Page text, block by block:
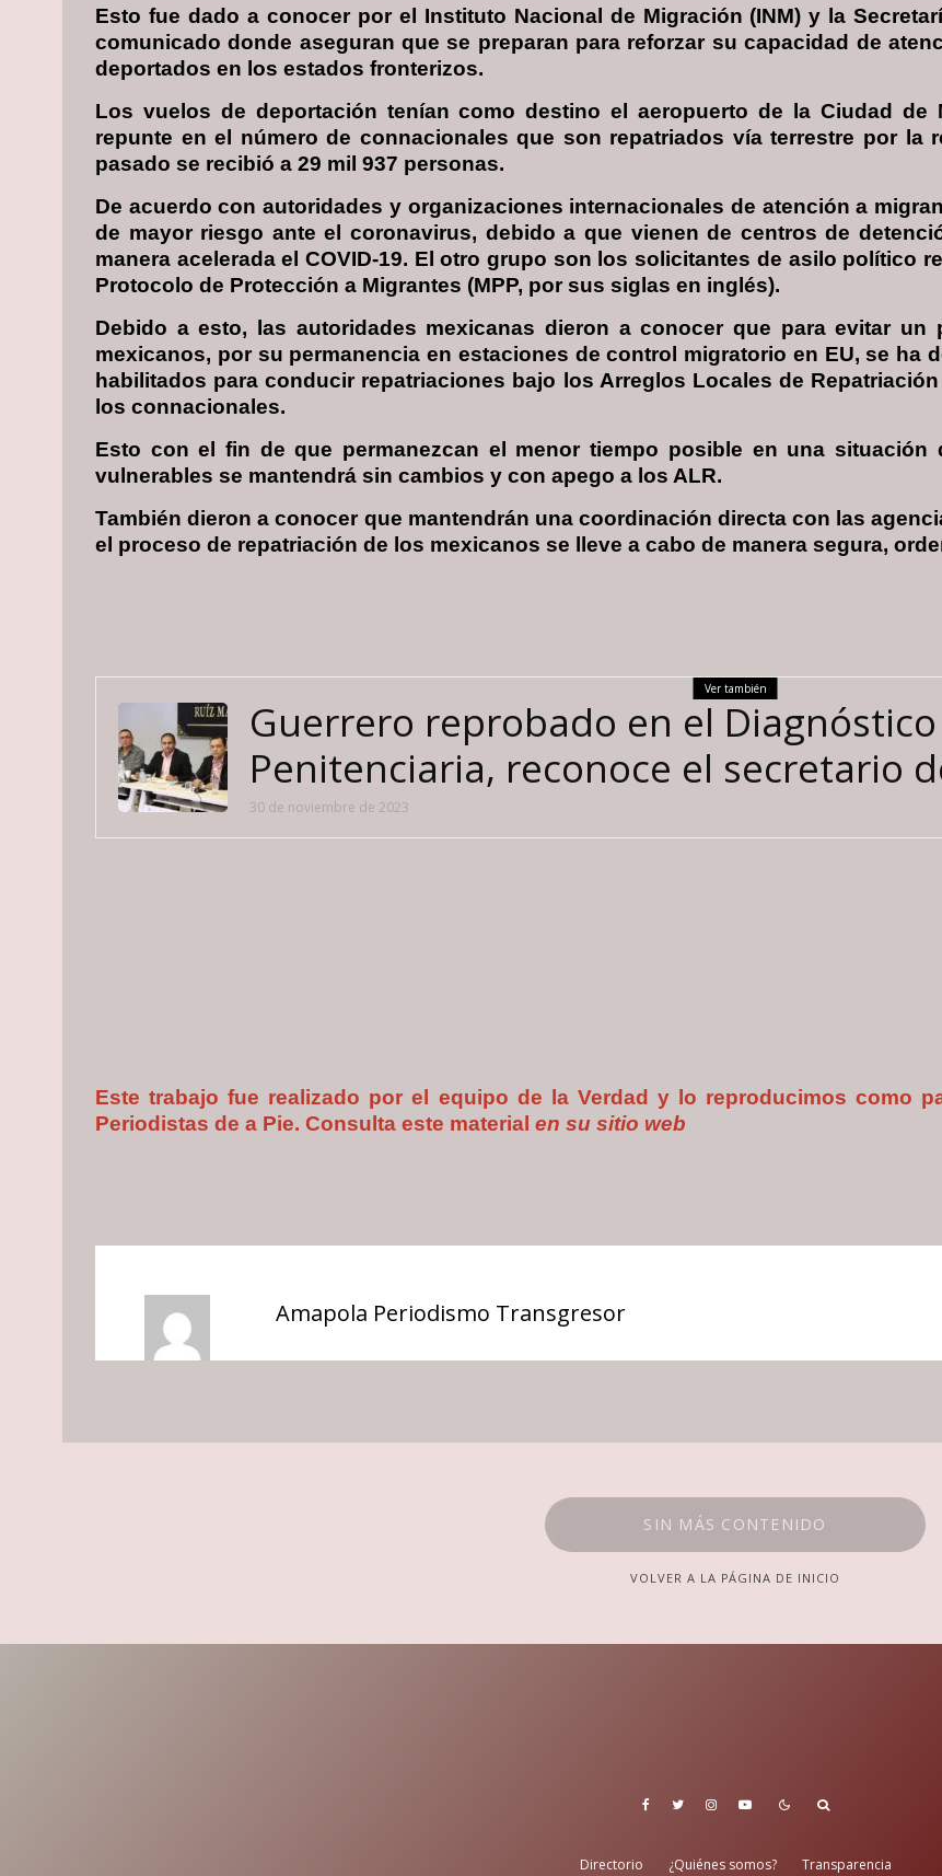
Esto fue dado a conocer por el Instituto Nacional de Migración (INM) y la
comunicado donde aseguran que se preparan para reforzar su capacidad de
deportados en los estados fronterizos.
Los vuelos de deportación tenían como destino el aeropuerto de la Ciudad de
repunte en el número de connacionales que son repatriados vía terrestre por la
pasado se recibió a 29 mil 937 personas.
De acuerdo con autoridades y organizaciones internacionales de atención a
de mayor riesgo ante el coronavirus, debido a que vienen de centros de
manera acelerada el COVID-19. El otro grupo son los solicitantes de asilo político
Protocolo de Protección a Migrantes (MPP, por sus siglas en inglés).
Debido a esto, las autoridades mexicanas dieron a conocer que para evitar
mexicanos, por su permanencia en estaciones de control migratorio en EU, se ha
habilitados para conducir repatriaciones bajo los Arreglos Locales de
los connacionales.
Esto con el fin de que permanezcan el menor tiempo posible en una situación
vulnerables se mantendrá sin cambios y con apego a los ALR.
También dieron a conocer que mantendrán una coordinación directa con las
el proceso de repatriación de los mexicanos se lleve a cabo de manera segura,
Ver también
Guerrero reprobado en el
Penitenciaria, reconoce el secretario
30 de noviembre de 2023
Este trabajo fue realizado por el equipo de la Verdad y lo reproducimos como
Periodistas de a Pie. Consulta este material en su sitio web
Amapola Periodismo Transgresor
SIN MÁS CONTENIDO
VOLVER A LA PÁGINA DE INICIO
Directorio ¿Quiénes somos? Transparencia